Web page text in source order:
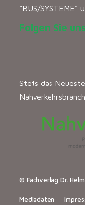
“BUS/SYSTEME”
Folgen Sie
Stets das
© Fachverlag Dr.
Mediadaten